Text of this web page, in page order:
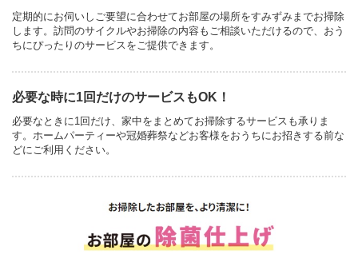
定期的にお伺いしご要望に合わせてお部屋の場所をすみずみまでお掃除
します。訪問のサイクルやお掃除の内容もご相談いただけるので、おう
ちにぴったりのサービスをご提供できます。
必要な時に1回だけのサービスもOK！
必要なときに1回だけ、家中をまとめてお掃除するサービスも承りま
す。ホームパーティーや冠婚葬祭などお客様をおうちにお招きする前な
どにご利用ください。